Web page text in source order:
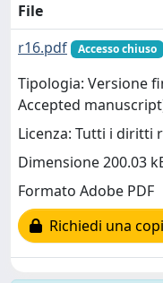
File
r16.pdf
Accesso chiuso
Tipologia: Versione
Accepted
Licenza: Tutti i diritti
Dimensione 200.03
Formato Adobe PDF
Richiedi una